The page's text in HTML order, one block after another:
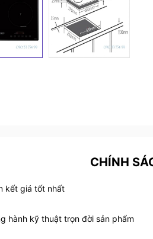
CHÍNH
kết giá tốt nhất
hành kỹ thuật trọn đời sản phẩm